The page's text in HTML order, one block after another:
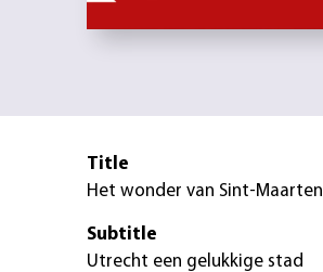
Title
Het wonder van Sint-Maarten
Subtitle
Utrecht een gelukkige stad